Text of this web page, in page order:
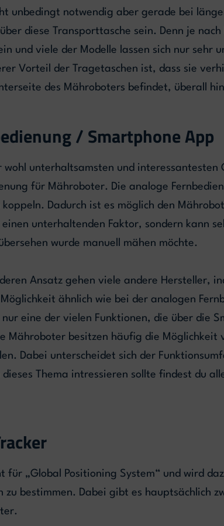
unbedingt notwendig aber gerade bei
diese Transporttasche sein. Denn je
und viele der Modelle lassen sich nur
Vorteil der Tragetaschen ist, dass sie
des Mähroboters befindet, überall
/ Smartphone App
wohl unterhaltsamsten und
für Mähroboter. Die analoge
koppeln. Dadurch ist es möglich den
unterhaltenden Faktor, sondern kann
wurde manuell mähen möchte.
Ansatz gehen viele andere Hersteller,
ähnlich wie bei der analogen
eine der vielen Funktionen, die über die
Mähroboter besitzen häufig die
Dabei unterscheidet sich der
dieses Thema intressieren sollte findest du
für „Global Positioning System“ und wird
zu bestimmen. Dabei gibt es hauptsächlich